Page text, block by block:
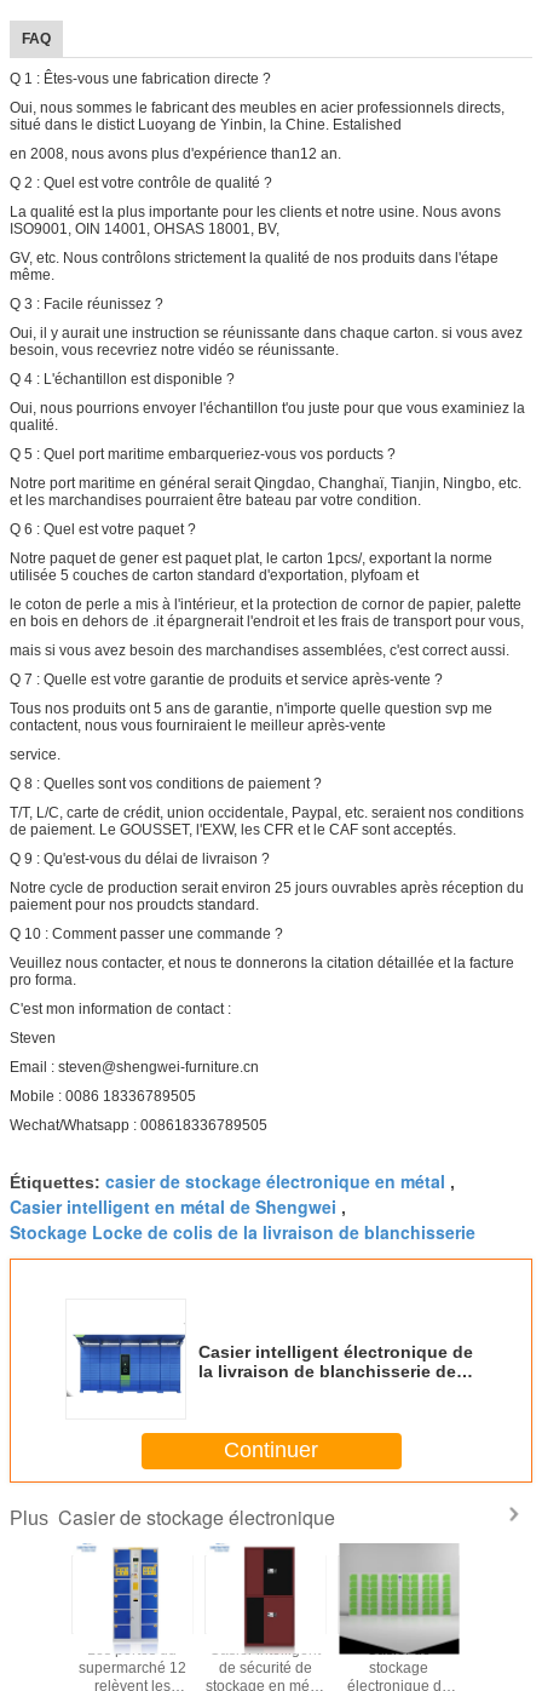
FAQ
Q 1 : Êtes-vous une fabrication directe ?
Oui, nous sommes le fabricant des meubles en acier professionnels directs,
situé dans le distict Luoyang de Yinbin, la Chine. Estalished
en 2008, nous avons plus d'expérience than12 an.
Q 2 : Quel est votre contrôle de qualité ?
La qualité est la plus importante pour les clients et notre usine. Nous avons
ISO9001, OIN 14001, OHSAS 18001, BV,
GV, etc. Nous contrôlons strictement la qualité de nos produits dans l'étape
même.
Q 3 : Facile réunissez ?
Oui, il y aurait une instruction se réunissante dans chaque carton. si vous avez
besoin, vous recevriez notre vidéo se réunissante.
Q 4 : L'échantillon est disponible ?
Oui, nous pourrions envoyer l'échantillon t'ou juste pour que vous examiniez la
qualité.
Q 5 : Quel port maritime embarqueriez-vous vos porducts ?
Notre port maritime en général serait Qingdao, Changhaï, Tianjin, Ningbo, etc.
et les marchandises pourraient être bateau par votre condition.
Q 6 : Quel est votre paquet ?
Notre paquet de gener est paquet plat, le carton 1pcs/, exportant la norme
utilisée 5 couches de carton standard d'exportation, plyfoam et
le coton de perle a mis à l'intérieur, et la protection de cornor de papier, palette
en bois en dehors de .it épargnerait l'endroit et les frais de transport pour vous,
mais si vous avez besoin des marchandises assemblées, c'est correct aussi.
Q 7 : Quelle est votre garantie de produits et service après-vente ?
Tous nos produits ont 5 ans de garantie, n'importe quelle question svp me
contactent, nous vous fourniraient le meilleur après-vente
service.
Q 8 : Quelles sont vos conditions de paiement ?
T/T, L/C, carte de crédit, union occidentale, Paypal, etc. seraient nos conditions
de paiement. Le GOUSSET, l'EXW, les CFR et le CAF sont acceptés.
Q 9 : Qu'est-vous du délai de livraison ?
Notre cycle de production serait environ 25 jours ouvrables après réception du
paiement pour nos proudcts standard.
Q 10 : Comment passer une commande ?
Veuillez nous contacter, et nous te donnerons la citation détaillée et la facture
pro forma.
C'est mon information de contact :
Steven
Email : steven@shengwei-furniture.cn
Mobile : 0086 18336789505
Wechat/Whatsapp : 008618336789505
Étiquettes: casier de stockage électronique en métal ,
Casier intelligent en métal de Shengwei ,
Stockage Locke de colis de la livraison de blanchisserie
Casier intelligent électronique de
la livraison de blanchisserie de
Continuer
Plus Casier de stockage électronique
Les portes du
supermarché 12
relèvent les
Casier intelligent
de sécurité de
stockage en métal
Casier de
stockage
électronique de